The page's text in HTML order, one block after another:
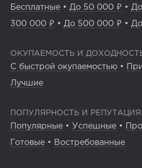
Бесплатные • До 50 000 ₽ •
300 000 ₽ • До 500 000 ₽ •
ОКУПАЕМОСТЬ И
С быстрой окупаемостью •
Лучшие
ПОПУЛЯРНОСТЬ И РЕПУТАЦИЯ
Популярные • Успешные •
Готовые • Востребованные